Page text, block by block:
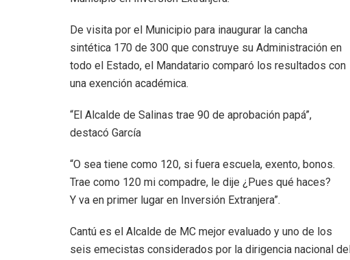
De visita por el Municipio para inaugurar la cancha
sintética 170 de 300 que construye su Administración en
todo el Estado, el Mandatario comparó los resultados con
una exención académica.
“El Alcalde de Salinas trae 90 de aprobación papá”,
destacó García
“O sea tiene como 120, si fuera escuela, exento, bonos.
Trae como 120 mi compadre, le dije ¿Pues qué haces?
Y va en primer lugar en Inversión Extranjera”.
Cantú es el Alcalde de MC mejor evaluado y uno de los
seis emecistas considerados por la dirigencia nacional